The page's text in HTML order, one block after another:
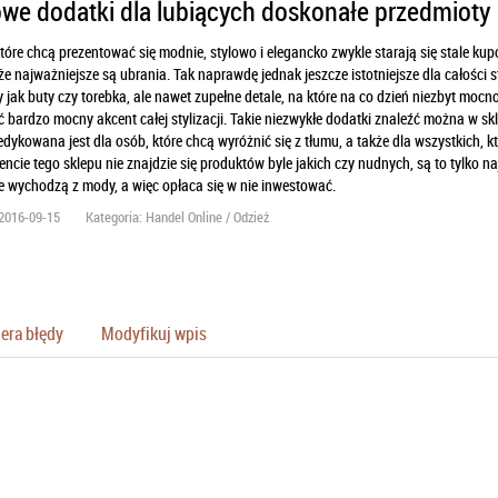
dodatki dla lubiących doskonałe przedmioty
chcą prezentować się modnie, stylowo i elegancko zwykle starają się stale
najważniejsze są ubrania. Tak naprawdę jednak jeszcze istotniejsze dla
jak buty czy torebka, ale nawet zupełne detale, na które na co dzień niezbyt
bardzo mocny akcent całej stylizacji. Takie niezwykłe dodatki znaleźć można w
jest dla osób, które chcą wyróżnić się z tłumu, a także dla wszystkich,
tego sklepu nie znajdzie się produktów byle jakich czy nudnych, są to tylko
wychodzą z mody, a więc opłaca się w nie inwestować.
09-15 Kategoria: Handel Online / Odzież
błędy Modyfikuj wpis